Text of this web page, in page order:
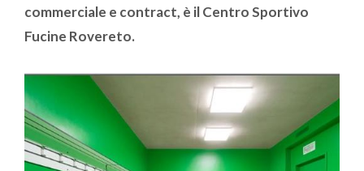
commerciale e contract, è il Centro Sportivo
Fucine Rovereto.